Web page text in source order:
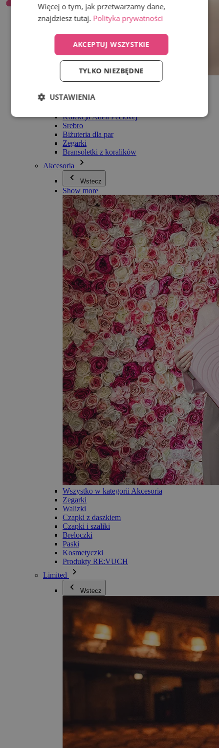
Wszystko w kategorii Biżuteria
Bransoletki
Kolekcja Adéli Pečlovej
Srebro
Biżuteria dla par
Zegarki
Bransoletki z koralików
Akcesoria
Wstecz
Show more
Wszystko w kategorii Akcesoria
Zegarki
Walizki
Czapki z daszkiem
Czapki i szaliki
Breloczki
Paski
Kosmetyczki
Produkty RE:VUCH
Limited
Wstecz
Więcej o tym, jak przetwarzamy dane,
znajdziesz tutaj. Polityka prywatności
AKCEPTUJ WSZYSTKIE
TYLKO NIEZBĘDNE
USTAWIENIA